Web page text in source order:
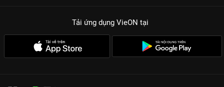
Tải ứng dụng VieON tại